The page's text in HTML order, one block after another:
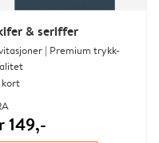
& seriffer
| Premium trykk-
kort
149,-